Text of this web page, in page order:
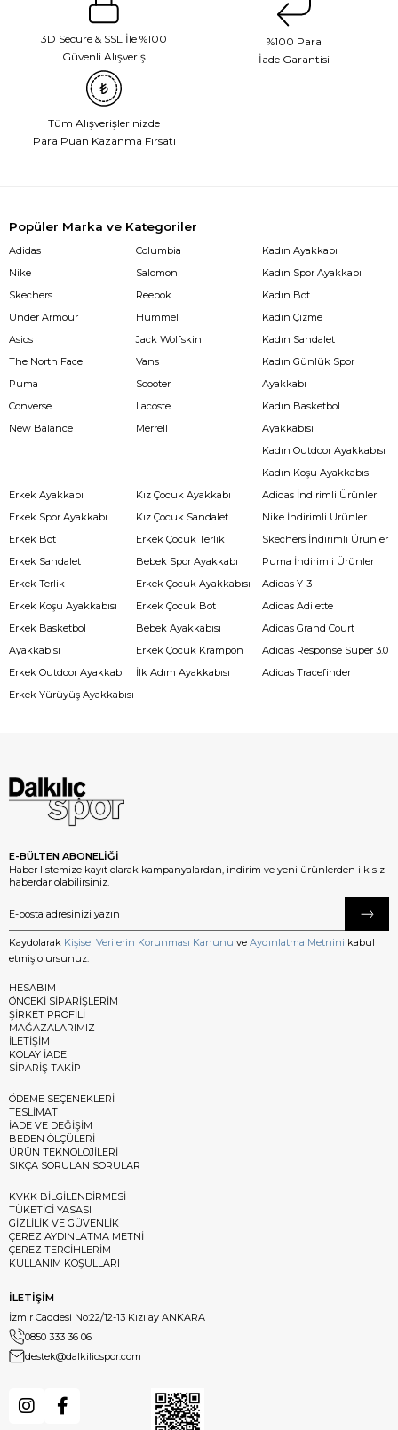
3D Secure & SSL İle %100
Güvenli Alışveriş
%100 Para
İade Garantisi
Tüm Alışverişlerinizde
Para Puan Kazanma Fırsatı
Popüler Marka ve Kategoriler
Adidas
Nike
Skechers
Under Armour
Asics
The North Face
Puma
Converse
New Balance
Columbia
Salomon
Reebok
Hummel
Jack Wolfskin
Vans
Scooter
Lacoste
Merrell
Kadın Ayakkabı
Kadın Spor Ayakkabı
Kadın Bot
Kadın Çizme
Kadın Sandalet
Kadın Günlük Spor
Ayakkabı
Kadın Basketbol
Ayakkabısı
Kadın Outdoor Ayakkabısı
Kadın Koşu Ayakkabısı
Erkek Ayakkabı
Erkek Spor Ayakkabı
Erkek Bot
Erkek Sandalet
Erkek Terlik
Erkek Koşu Ayakkabısı
Erkek Basketbol
Ayakkabısı
Erkek Outdoor Ayakkabı
Erkek Yürüyüş Ayakkabısı
Kız Çocuk Ayakkabı
Kız Çocuk Sandalet
Erkek Çocuk Terlik
Bebek Spor Ayakkabı
Erkek Çocuk Ayakkabısı
Erkek Çocuk Bot
Bebek Ayakkabısı
Erkek Çocuk Krampon
İlk Adım Ayakkabısı
Adidas İndirimli Ürünler
Nike İndirimli Ürünler
Skechers İndirimli Ürünler
Puma İndirimli Ürünler
Adidas Y-3
Adidas Adilette
Adidas Grand Court
Adidas Response Super 3.0
Adidas Tracefinder
E-BÜLTEN ABONELİĞİ
Haber listemize kayıt olarak kampanyalardan, indirim ve yeni ürünlerden ilk siz
haberdar olabilirsiniz.
Kaydolarak Kişisel Verilerin Korunması Kanunu ve Aydınlatma Metnini kabul
etmiş olursunuz.
HESABIM
ÖNCEKİ SİPARİŞLERİM
ŞİRKET PROFİLİ
MAĞAZALARIMIZ
İLETİŞİM
KOLAY İADE
SİPARİŞ TAKİP
ÖDEME SEÇENEKLERİ
TESLİMAT
İADE VE DEĞİŞİM
BEDEN ÖLÇÜLERİ
ÜRÜN TEKNOLOJİLERİ
SIKÇA SORULAN SORULAR
KVKK BİLGİLENDİRMESİ
TÜKETİCİ YASASI
GİZLİLİK VE GÜVENLİK
ÇEREZ AYDINLATMA METNİ
ÇEREZ TERCİHLERİM
KULLANIM KOŞULLARI
İLETİŞİM
İzmir Caddesi No:22/12-13 Kızılay ANKARA
0850 333 36 06
destek@dalkilicspor.com